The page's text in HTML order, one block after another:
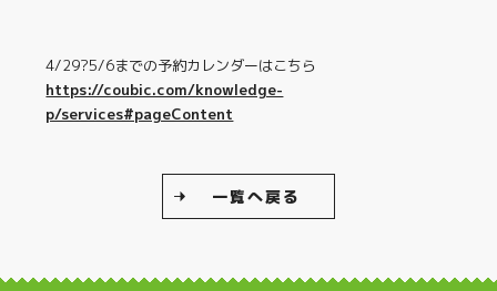
4/29?5/6までの予約カレンダーはこちら
https://coubic.com/knowledge-
p/services#pageContent
一覧へ戻る